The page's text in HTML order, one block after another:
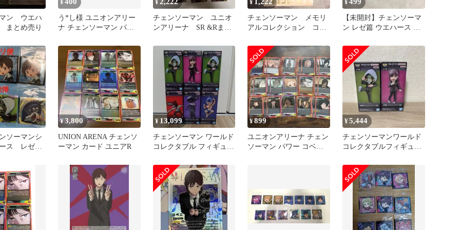
ン ウエハ
まとめ売り
¥ 400
う*し様 ユニオンアリー
ナ チェンソーマン パワ
¥ 2,222
チェンソーマン ユニオ
ンアリーナ SR &Rまと
¥ 1,222
チェンソーマン メモリ
アルコレクション コベ
¥ 499
【未開封】チェンソーマ
ン レゼ篇 ウエハース シ
配送】
ソーマンシ
ス レゼ
¥3,800
UNION ARENA チェンソ
ーマン カード ユニアR
¥ 13,099
チェンソーマン ワールド
コレクタブル フィギュア
ム
¥899
ユニオンアリーナ チェン
ソーマン パワー コベニ
¥5,444
チェンソーマンワールド
コレクタブルフィギュア
ベニ